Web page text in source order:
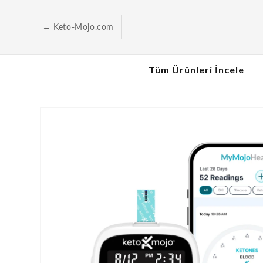
← Keto-Mojo.com
Tüm Ürünleri İncele